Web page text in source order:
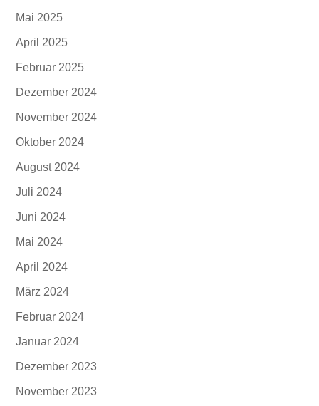
Mai 2025
April 2025
Februar 2025
Dezember 2024
November 2024
Oktober 2024
August 2024
Juli 2024
Juni 2024
Mai 2024
April 2024
März 2024
Februar 2024
Januar 2024
Dezember 2023
November 2023